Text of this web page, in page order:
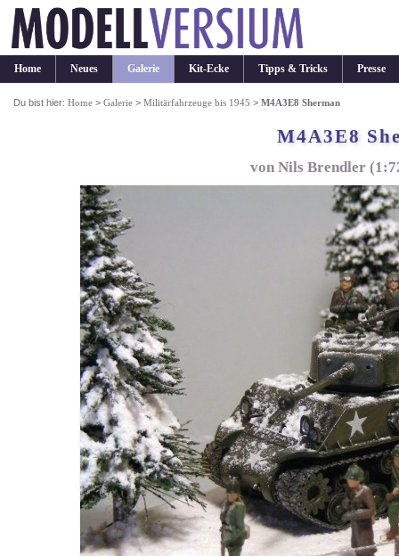
Home Neues Galerie Kit-Ecke Tipps & Tricks Presse
Du bist hier:Home >Galerie >Militärfahrzeuge bis 1945 >M4A3E8 Sherman
M4A3E8
von Nils Brendler